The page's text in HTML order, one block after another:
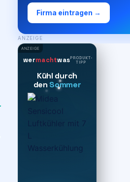
Firma eintragen →
ANZEIGE
ANZEIGE
wermachtwasPRODUKT-
TIPP
Kühl durch
den Sommer